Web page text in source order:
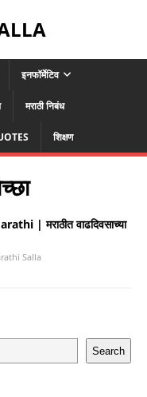
इनफॉर्मेटिव
मराठी निबंध
शिक्षण
| मराठीत वाढदिवसाच्या
Salla
Search